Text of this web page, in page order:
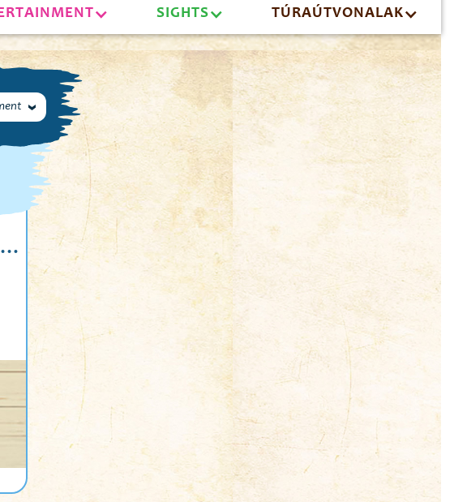
SIGHTS TÚRAÚTVONALAK